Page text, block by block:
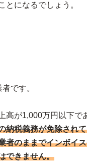
とになるでしょう。
です。
高が1,000万円以下で
納税義務が免除され
者のままでインボイ
できません。